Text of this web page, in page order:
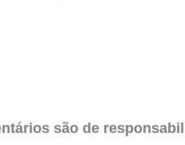
são de